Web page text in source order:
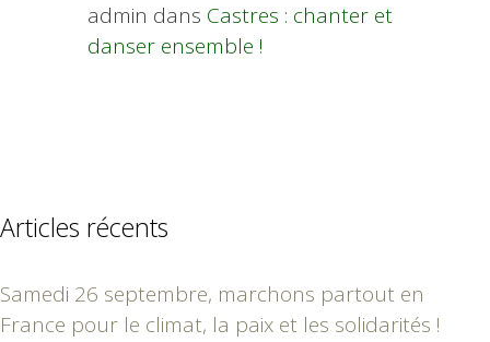
admin dans Castres : chanter et
danser ensemble !
Articles récents
Samedi 26 septembre, marchons partout en
France pour le climat, la paix et les solidarités !